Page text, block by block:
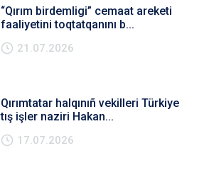
“Qırım birdemligi” cemaat areketi
faaliyetini toqtatqanını b...
21.07.2026
Qırımtatar halqınıñ vekilleri Türkiye
tış işler naziri Hakan...
17.07.2026